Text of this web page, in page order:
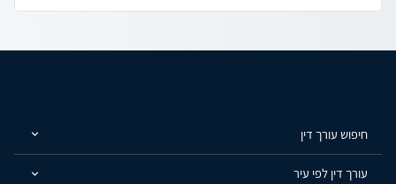
חיפוש עורך דין
עורך דין לפי עיר